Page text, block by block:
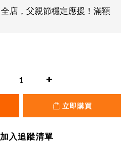
全店，父親節穩定應援！滿額
立即購買
加入追蹤清單